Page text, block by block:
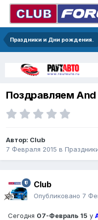
Праздники и Дни рождения.
Поздравляем
Автор: Club
7 Февраля 2015 в
Club
Опубликовано 7
Сегодня 07-Февраль 15 у